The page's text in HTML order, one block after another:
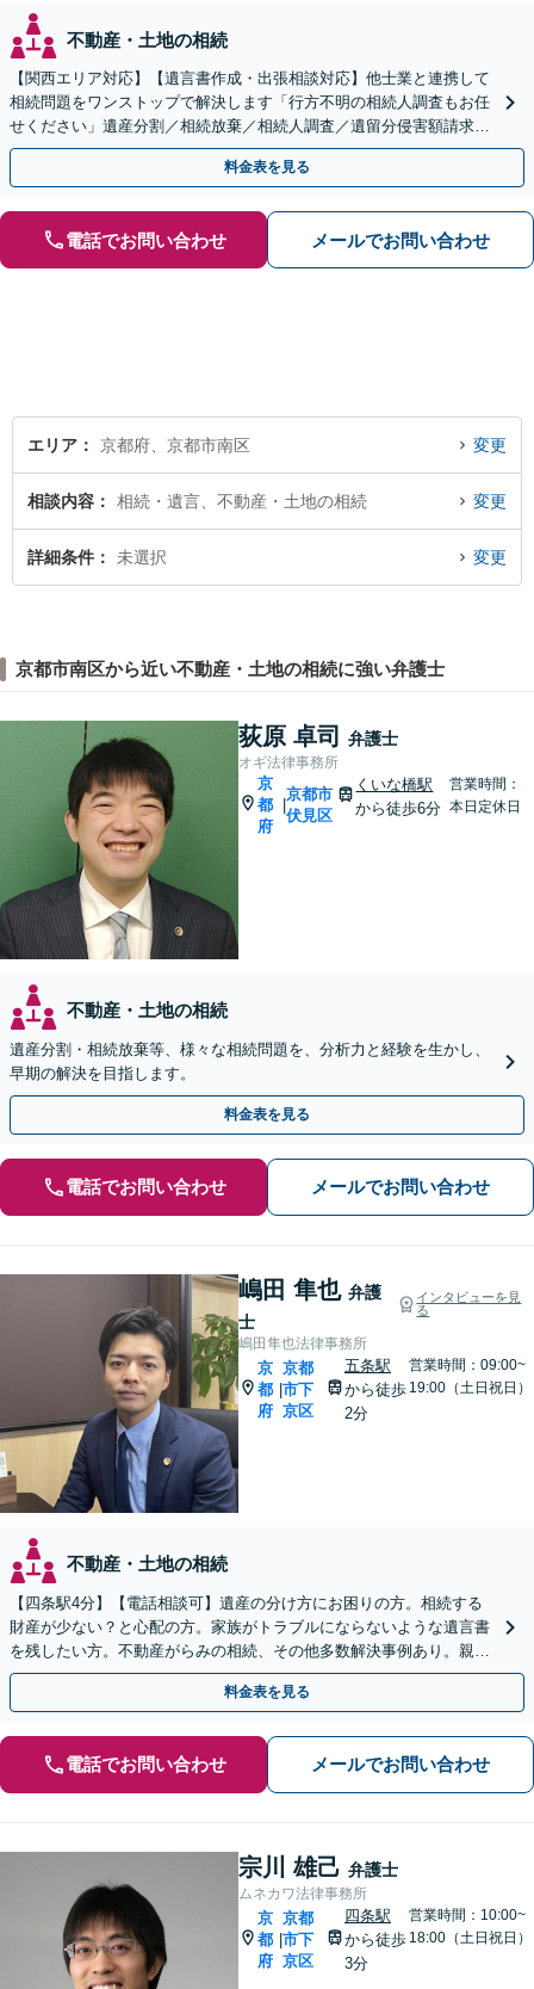
不動産・土地の相続
【関西エリア対応】【遺言書作成・出張相談対応】他士業と連携して
相続問題をワンストップで解決します「行方不明の相続人調査もお任
せください」遺産分割／相続放棄／相続人調査／遺留分侵害額請求／
登記など【休日・夜間面談可】【分割払い対応】
料金表を見る
電話でお問い合わせ メールでお問い合わせ
エリア 京都府、京都市南区 変更
相談内容 相続・遺言、不動産・土地の相続 変更
詳細条件 未選択 変更
京都市南区から近い不動産・土地の相続に強い弁護士
荻原 卓司 弁護士
オギ法律事務所
京
都
府
|
京都市
伏見区
くいな橋駅
から徒歩6分
営業時間：
本日定休日
不動産・土地の相続
遺産分割・相続放棄等、様々な相続問題を、分析力と経験を生かし、
早期の解決を目指します。
料金表を見る
電話でお問い合わせ メールでお問い合わせ
嶋田 隼也 弁護
士
インタビューを見
る
嶋田隼也法律事務所
京
都
府
京都
市下
京区
五条駅
から徒歩
2分
営業時間：09:00~
19:00（土日祝日）
不動産・土地の相続
【四条駅4分】【電話相談可】遺産の分け方にお困りの方。相続する
財産が少ない？と心配の方。家族がトラブルにならないような遺言書
を残したい方。不動産がらみの相続、その他多数解決事例あり。親身
に対応します【夜間・休日面談】【初回相談無料】
料金表を見る
電話でお問い合わせ メールでお問い合わせ
宗川 雄己 弁護士
ムネカワ法律事務所
京
都
府
京都
市下
京区
四条駅
から徒歩
3分
営業時間：10:00~
18:00（土日祝日）